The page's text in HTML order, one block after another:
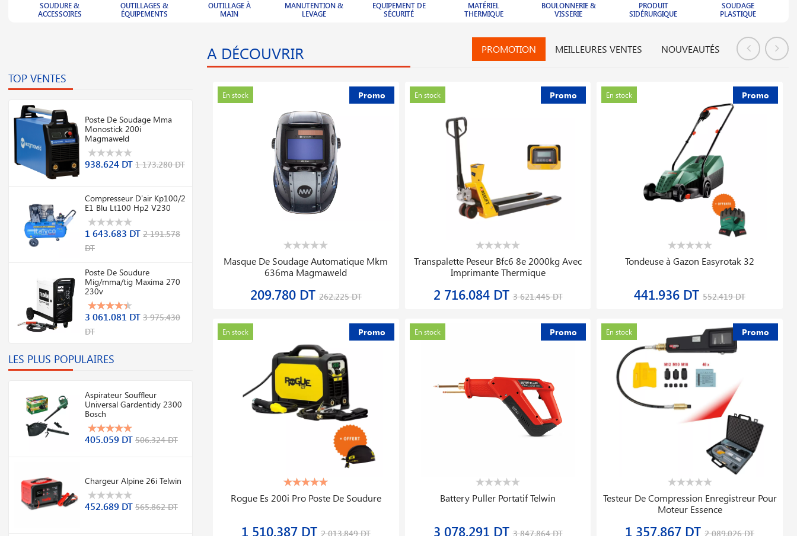
ECLAIRAGE
OUTILLAGES &
ÉQUIPEMENTS
OUTILLAGE À
MAIN
MANUTENTION &
LEVAGE
EQUIPEMENT DE
SÉCURITÉ
MATÉRIEL
THERMIQUE
BOULONNERIE &
VISSERIE
PRODUIT
SIDÉRURGIQUE
SOUDAGE
PLASTIQUE
CLÔTURE ET
GRILLAGE
TOP VENTES
Poste De Soudage Mma
Monostick 200i
Magmaweld
938.624 DT 1 173.280 DT
Compresseur D'air Kp100/2
E1 Blu Lt100 Hp2 V230
1 643.683 DT 2 191.578
DT
Poste De Soudure
Mig/mma/tig Maxima 270
230v
3 061.081 DT 3 975.430
DT
LES PLUS POPULAIRES
Aspirateur Souffleur
Universal Gardentidy 2300
Bosch
405.059 DT 506.324 DT
Chargeur Alpine 26i Telwin
452.689 DT 565.862 DT
A DÉCOUVRIR PROMOTION MEILLEURES VENTES NOUVEAUTÉS
441.936 DT
En stock
Testeur De Compression Enregistreur Pour
Moteur Essence
Promo
En stock
Easygrasscut 26 Coupe Bordures Bosch
168.181 DT210.227 DT
Promo
En stock
Poste De Soudage Monotig 220ip Ac/dc
Magmaweld
5 433.999 DT6 792.499 DT
Promo
En stock
équipement D′équilibrage De Roues
3 770.550 DT3 969.000 DT
Promo
En stock
Compresseur D′air Kp500/5,5 400 V 500 L
5 031.104 DT6 288.880 DT
Promo
En stock
Cle Dynamometrique
408.536 DT628.516 DT
Promo
En stock
Pont élévateur à Deux Colonnes 3.5t Lt
235b Gatmatic
8 435.999 DT8 879.999 DT